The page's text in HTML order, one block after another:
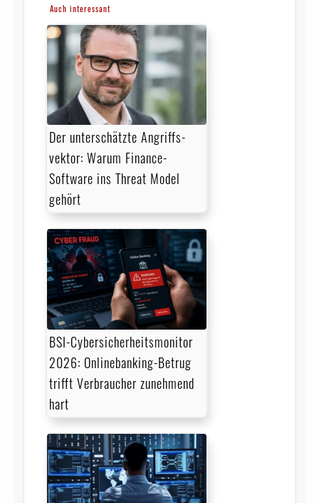
Auch interessant
Der unterschätzte Angriffs­
vektor: Warum Finance-
Software ins Threat Model
gehört
BSI-Cybersicherheitsmonitor
2026: Onlinebanking-Betrug
trifft Verbraucher zunehmend
hart